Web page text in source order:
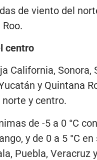
de viento del
centro
California, Sonora,
y Quintana
y centro.
de -5 a 0 °C
y de 0 a 5 °C
Puebla, Veracruz